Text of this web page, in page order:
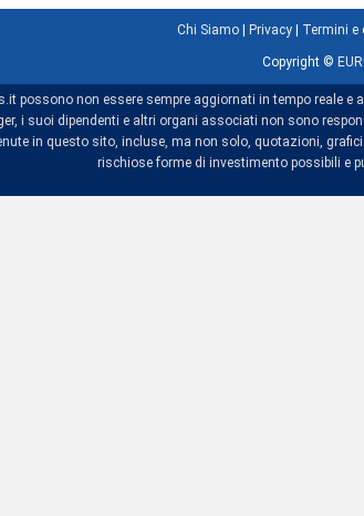
Chi Siamo| Privacy| Termini e
Copyright ©
possono non essere sempre aggiornati in tempo reale
i suoi dipendenti e altri organi associati non sono
in questo sito, incluse, ma non solo, quotazioni,
rischiose forme di investimento possibili e